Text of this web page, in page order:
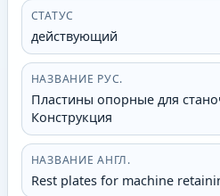
СТАТУС
действующий
НАЗВАНИЕ РУС.
Пластины опорные для
Конструкция
НАЗВАНИЕ АНГЛ.
Rest plates for machine